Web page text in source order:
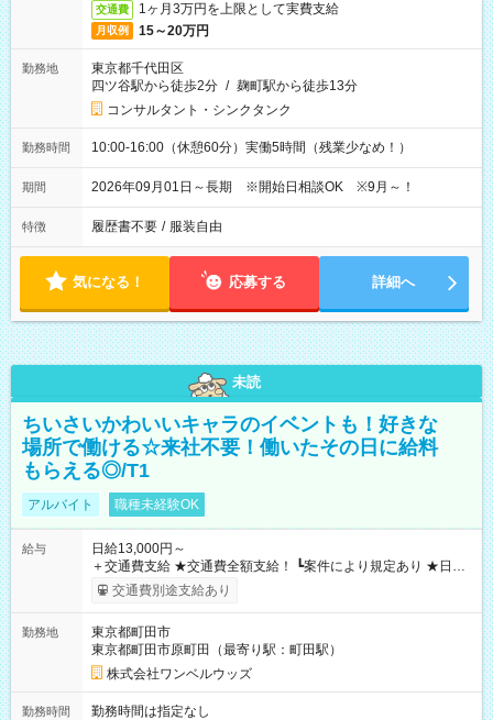
交通費 1ヶ月3万円を上限として実費支給
月収例 15～20万円
勤務地
東京都千代田区
四ツ谷駅から徒歩2分 / 麹町駅から徒歩13分
コンサルタント・シンクタンク
勤務時間 10:00-16:00（休憩60分）実働5時間（残業少なめ！）
期間 2026年09月01日～長期 ※開始日相談OK ※9月～！
特徴 履歴書不要 / 服装自由
気になる！ 応募する 詳細へ
未読
ちいさいかわいいキャラのイベントも！好きな
場所で働ける☆来社不要！働いたその日に給料
もらえる◎/T1
アルバイト 職種未経験OK
給与
日給13,000円～
＋交通費支給 ★交通費全額支給！ ┗案件により規定あり ★日払
いOK！（規定あり） ┗働いたその日に現金GET♪ お仕事後はコ
ンビニATMから 日払い分を引き落とせます！ 【試用期間】試
交通費別途支給あり
勤務地
東京都町田市
東京都町田市原町田（最寄り駅：町田駅）
株式会社ワンベルウッズ
勤務時間
勤務時間は指定なし